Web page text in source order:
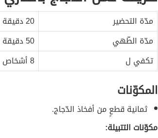
مدّة التحضير
20 دقيقة
مدّة الطّهي
50 دقيقة
تكفي ل
8 أشخاص
المكوّنات
ثمانية قطعٍ من أفخاذ الدّجاج.
مكوّنات التتبيلة: